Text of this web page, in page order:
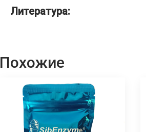
Литература:
Похожие